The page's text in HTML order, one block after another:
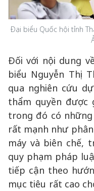
Đại biểu Quốc hội tỉnh
Đối với nội dung
biểu Nguyễn Thị
qua nghiên cứu
thẩm quyền được
trong đó có
rất mạnh như
máy và biên chế,
quy phạm pháp
tiếp cận theo
mục tiêu rất cao